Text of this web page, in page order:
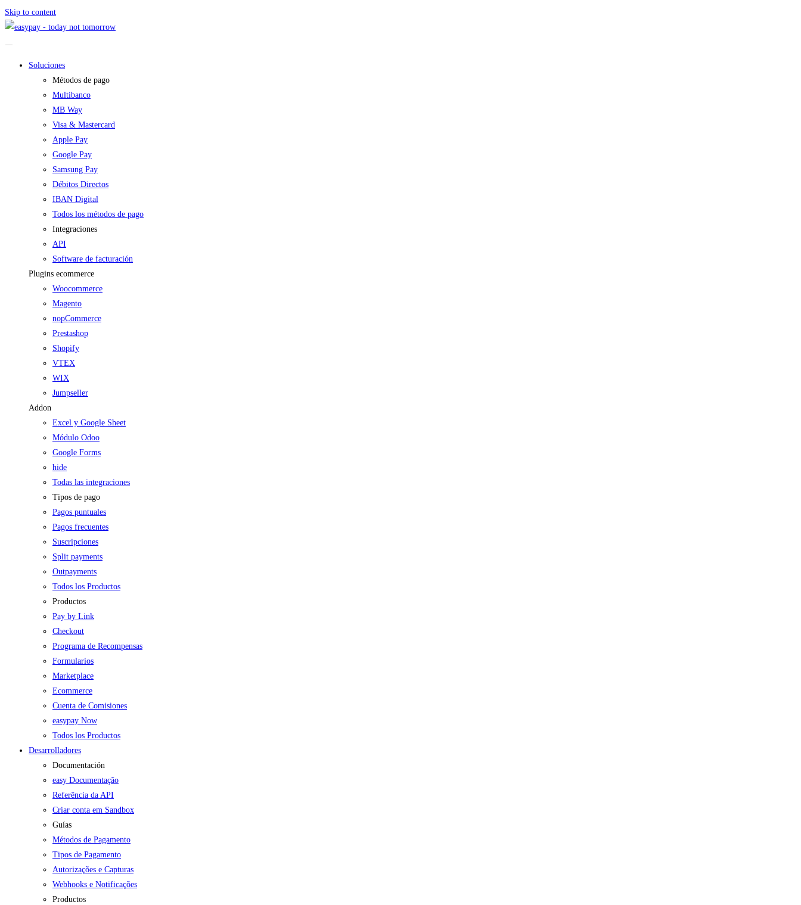
Skip to content
Soluciones
Métodos de pago
Multibanco
MB Way
Visa & Mastercard
Apple Pay
Google Pay
Samsung Pay
Débitos Directos
IBAN Digital
Todos los métodos de pago
Integraciones
API
Software de facturación
Plugins ecommerce
Woocommerce
Magento
nopCommerce
Prestashop
Shopify
VTEX
WIX
Jumpseller
Addon
Excel y Google Sheet
Módulo Odoo
Google Forms
hide
Todas las integraciones
Tipos de pago
Pagos puntuales
Pagos frecuentes
Suscripciones
Split payments
Outpayments
Todos los Productos
Productos
Pay by Link
Checkout
Programa de Recompensas
Formularios
Marketplace
Ecommerce
Cuenta de Comisiones
easypay Now
Todos los Productos
Desarrolladores
Documentación
easy Documentação
Referência da API
Criar conta em Sandbox
Guías
Métodos de Pagamento
Tipos de Pagamento
Autorizações e Capturas
Webhooks e Notificações
Productos